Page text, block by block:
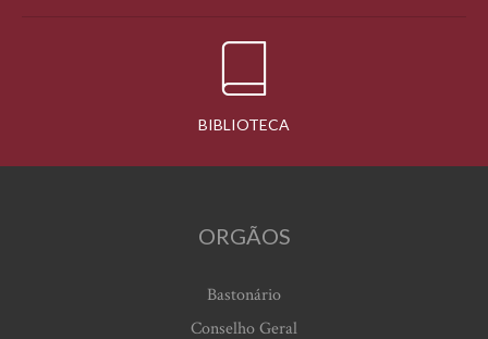
BIBLIOTECA
ORGÃOS
Bastonário
Conselho Geral